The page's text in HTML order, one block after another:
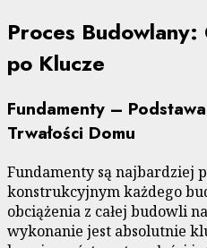
Proces
po Klucze
Fundamenty –
Trwałości Domu
Fundamenty są najbardziej
konstrukcyjnym każdego
obciążenia z całej budowli
wykonanie jest absolutnie